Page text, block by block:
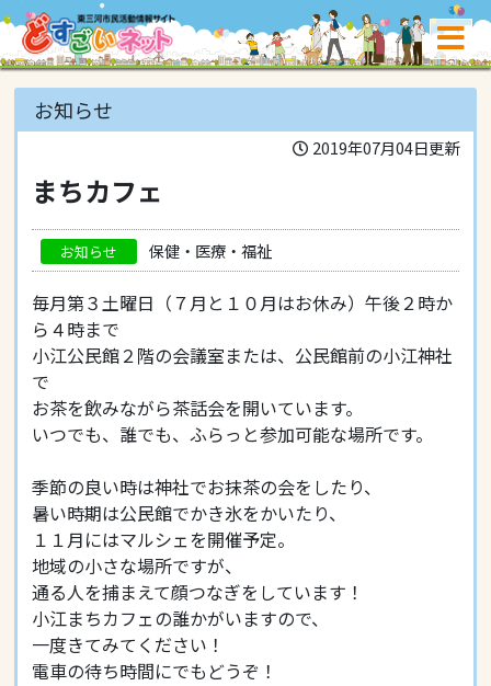
お知らせ
2019年07月04日更新
まちカフェ
お知らせ 保健・医療・福祉
毎月第３土曜日（７月と１０月はお休み）午後２時か
ら４時まで
小江公民館２階の会議室または、公民館前の小江神社
で
お茶を飲みながら茶話会を開いています。
いつでも、誰でも、ふらっと参加可能な場所です。
季節の良い時は神社でお抹茶の会をしたり、
暑い時期は公民館でかき氷をかいたり、
１１月にはマルシェを開催予定。
地域の小さな場所ですが、
通る人を捕まえて顔つなぎをしています！
小江まちカフェの誰かがいますので、
一度きてみてください！
電車の待ち時間にでもどうぞ！